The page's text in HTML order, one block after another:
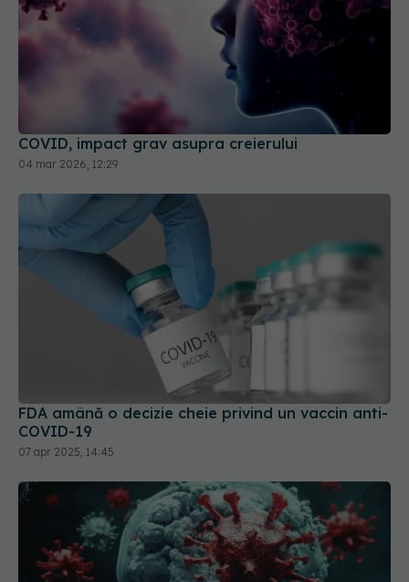
COVID, impact grav asupra creierului
FDA amână o decizie cheie privind un vaccin anti-